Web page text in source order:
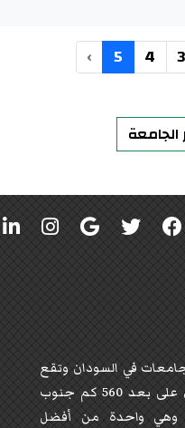
3
4
5
›
الجامعة
في السودان وتقع
في مدينة الأبيض بولاية شمال كردفان على بعد 560 كم جنوب
غرب الخرطوم. تأسست عام 1990 وهي واحدة من أفضل